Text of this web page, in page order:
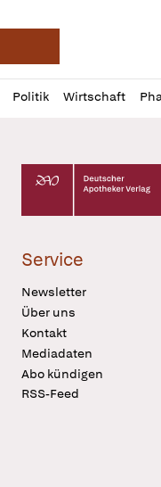
Deutsche
Politik Wirtschaft
Profil
öffnen
Daz
Pur
Deutscher
Service
Newsletter
Über uns
Kontakt
Mediadaten
Abo kündigen
RSS-Feed